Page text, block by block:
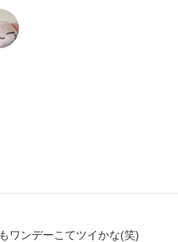
ワンデーこてツイかな(笑)